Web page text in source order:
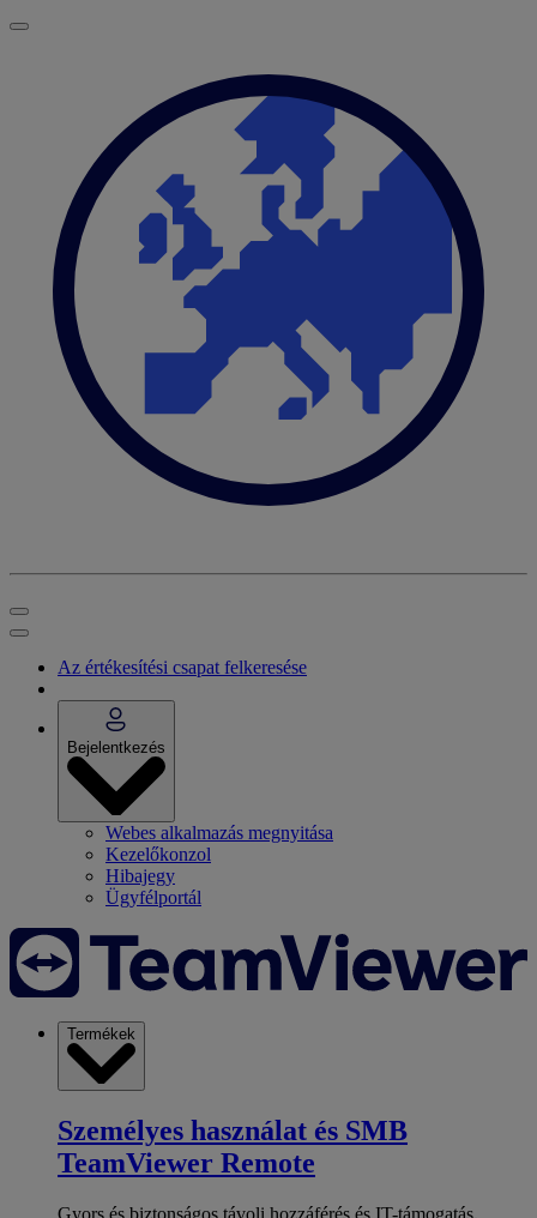
Az értékesítési csapat felkeresése
Bejelentkezés
Webes alkalmazás megnyitása
Kezelőkonzol
Hibajegy
Ügyfélportál
Termékek
Személyes használat és SMB
TeamViewer Remote
Gyors és biztonságos távoli hozzáférés és IT-támogatás.